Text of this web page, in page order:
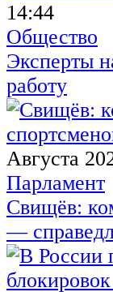
14:44
Общество
Эксперты
работу
Августа
Парламент
Свищёв:
—